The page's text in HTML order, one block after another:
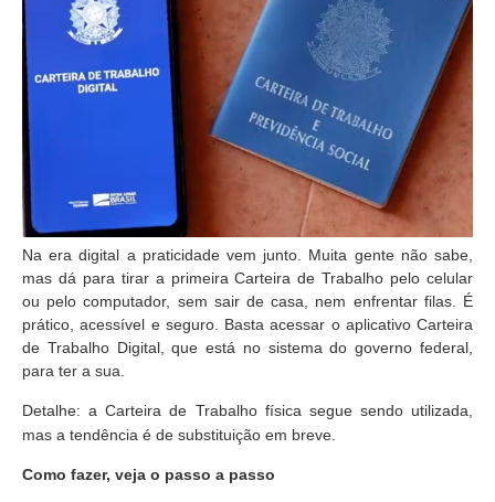
Na era digital a praticidade vem junto. Muita gente não sabe,
mas dá para tirar a primeira Carteira de Trabalho pelo celular
ou pelo computador, sem sair de casa, nem enfrentar filas. É
prático, acessível e seguro. Basta acessar o aplicativo Carteira
de Trabalho Digital, que está no sistema do governo federal,
para ter a sua.
Detalhe: a Carteira de Trabalho física segue sendo utilizada,
mas a tendência é de substituição em breve.
Como fazer, veja o passo a passo